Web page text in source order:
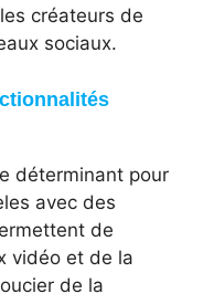
créateurs de
sociaux.
déterminant pour
avec des
de
vidéo et de la
de la